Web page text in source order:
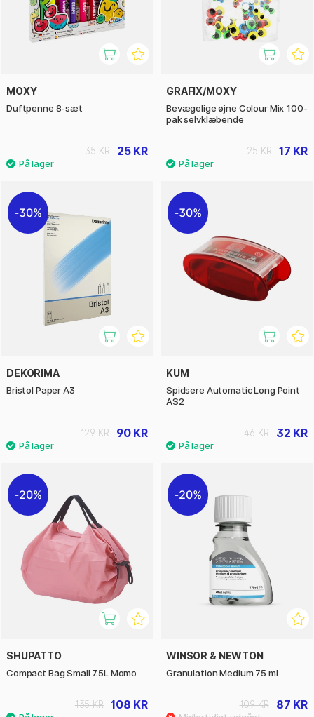
MOXY
Duftpenne 8-sæt
25 KR
35 KR
GRAFIX/MOXY
Bevægelige øjne Colour Mix 100-
pak selvklæbende
17 KR
25 KR
30%
DEKORIMA
Bristol Paper A3
90 KR
129 KR
30%
KUM
Spidsere Automatic Long Point
AS2
32 KR
46 KR
20%
SHUPATTO
Compact Bag Small 7.5L Momo
108 KR
135 KR
20%
WINSOR & NEWTON
Granulation Medium 75 ml
87 KR
109 KR